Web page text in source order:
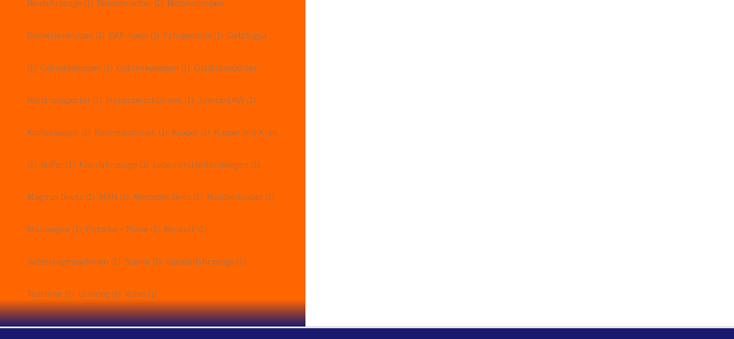
Baufahrzeuge (1) Betonmischer (1) Betonpumpen-
Dreiseitenkipper (1) DAF- Iveco (1) Fahrgestelle (1) Gefahrgut
(1) Getreidekipper (1) Getränkewagen (1) Glastransporter -
Holztransporter (1) Hubarbeitsbühnen (1) Jumbo LKW (1)
Kastenwagen (1) Kehrmaschinen (1) Kipper (1) Kipper mit Kran
(1) Koffer (1) Kranfahrzeuge (1) Lebensmitteltankwagen (1)
Magirus Deutz (1) MAN (1) Mercedes Benz (1) Muldenkipper (1)
Müllwagen (1) Pritsche + Plane (1) Renault (1)
Sattelzugmaschinen (1) Scania (1) Spezialfahrzeuge (1)
Tautliner (1) Unimog (1) Volvo (1)